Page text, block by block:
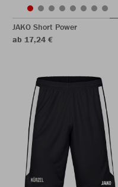
JAKO Short Power
ab 17,24 €